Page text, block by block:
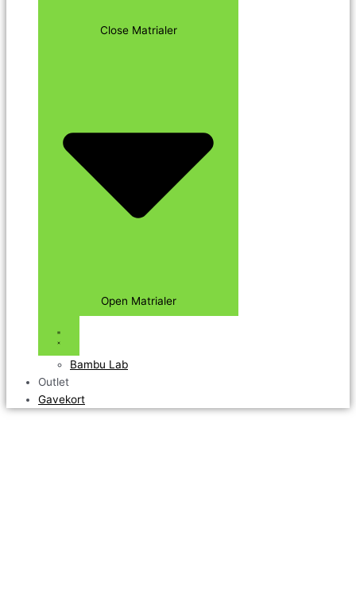
Close Matrialer
Open Matrialer
Bambu Lab
Outlet
Gavekort